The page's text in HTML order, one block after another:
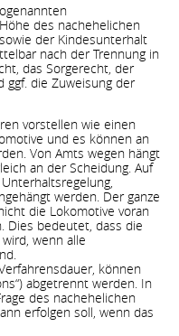
des nachehelichen
der Kindesunterhalt
nach der Trennung in
das Sorgerecht, der
ggf. die Zuweisung der
vorstellen wie einen
und es können an
Von Amts wegen hängt
an der Scheidung. Auf
werden. Der ganze
die Lokomotive voran
Dies bedeutet, dass die
wenn alle
können
abgetrennt werden. In
des nachehelichen
erfolgen soll, wenn das